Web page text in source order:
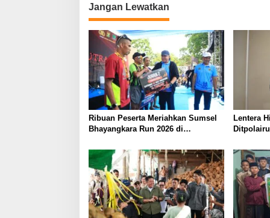
p
o
s
Jangan Lewatkan
Ribuan Peserta Meriahkan Sumsel
Bhayangkara Run 2026 di
Lentera